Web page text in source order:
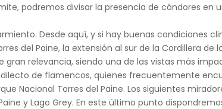
podremos divisar la presencia de cóndores en
Desde aquí, y si hay buenas condiciones
del Paine, la extensión al sur de la Cordillera de
relevancia, siendo una de las vistas más
de flamencos, quienes frecuentemente
Nacional Torres del Paine. Los siguientes
y Lago Grey. En este último punto